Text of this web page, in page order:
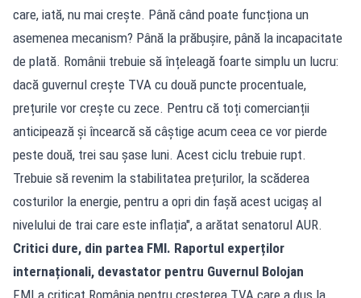
care, iată, nu mai crește. Până când poate funcționa un
asemenea mecanism? Până la prăbușire, până la incapacitate
de plată. Românii trebuie să înțeleagă foarte simplu un lucru:
dacă guvernul crește TVA cu două puncte procentuale,
prețurile vor crește cu zece. Pentru că toți comercianții
anticipează și încearcă să câștige acum ceea ce vor pierde
peste două, trei sau șase luni. Acest ciclu trebuie rupt.
Trebuie să revenim la stabilitatea prețurilor, la scăderea
costurilor la energie, pentru a opri din fașă acest ucigaș al
nivelului de trai care este inflația", a arătat senatorul AUR.
Critici dure, din partea FMI. Raportul experților
internaționali, devastator pentru Guvernul Bolojan
FMI a criticat România pentru creșterea TVA care a dus la